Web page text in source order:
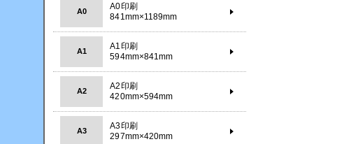
A0
A0印刷
841mm×1189mm
A1
A1印刷
594mm×841mm
A2
A2印刷
420mm×594mm
A3
A3印刷
297mm×420mm